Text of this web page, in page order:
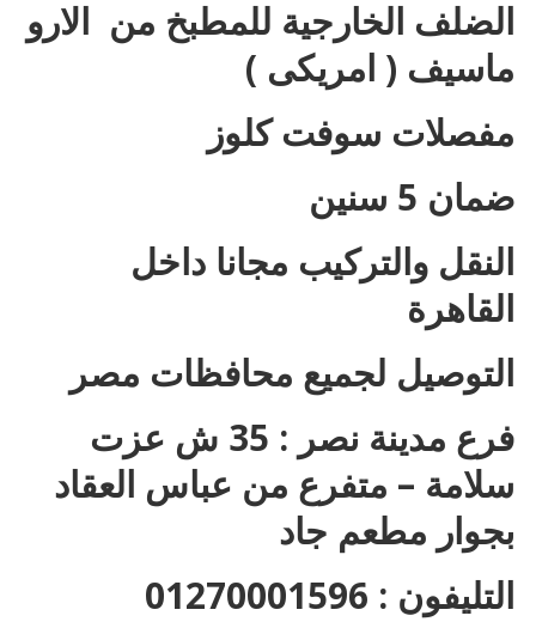
الضلف الخارجية للمطبخ من الارو
ماسيف ( امريكى )
مفصلات سوفت كلوز
ضمان 5 سنين
النقل والتركيب مجانا داخل
القاهرة
التوصيل لجميع محافظات مصر
فرع مدينة نصر : 35 ش عزت
سلامة – متفرع من عباس العقاد
بجوار مطعم جاد
التليفون : 01270001596